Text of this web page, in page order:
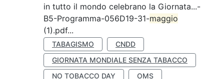
in tutto il mondo celebrano la Giornata...-
B5-Programma-056D19-31-maggio
(1).pdf...
TABAGISMO
CNDD
GIORNATA MONDIALE SENZA TABACCO
NO TOBACCO DAY
OMS